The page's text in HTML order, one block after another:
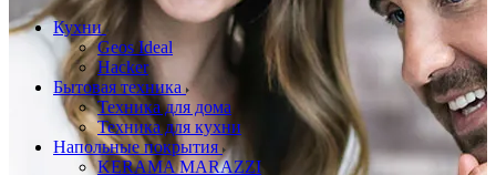
Кухни
Geos Ideal
Hacker
Бытовая техника
Техника для дома
Техника для кухни
Напольные покрытия
KERAMA MARAZZI